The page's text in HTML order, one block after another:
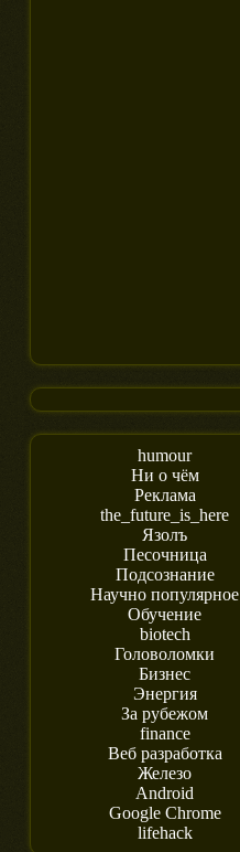
humour
Ни о чём
Реклама
the_future_is_here
Язолъ
Песочница
Подсознание
Научно популярное
Обучение
biotech
Головоломки
Бизнес
Энергия
За рубежом
finance
Веб разработка
Железо
Android
Google Chrome
lifehack